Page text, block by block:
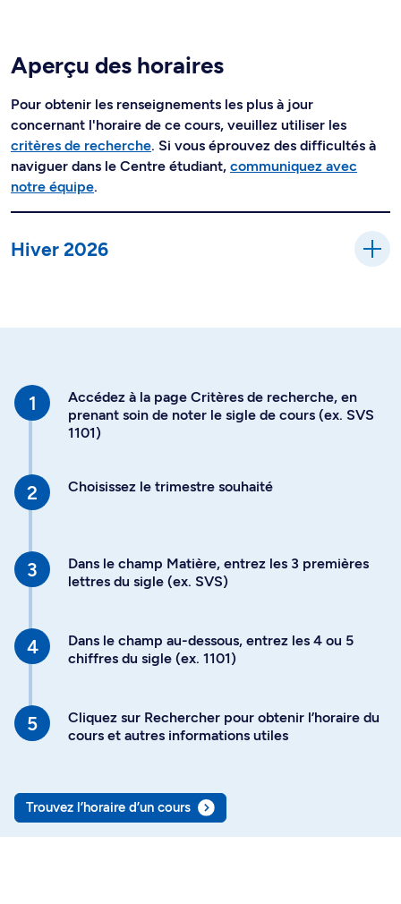
Aperçu des horaires
Pour obtenir les renseignements les plus à jour
concernant l'horaire de ce cours, veuillez utiliser les
critères de recherche. Si vous éprouvez des difficultés à
naviguer dans le Centre étudiant, communiquez avec
notre équipe.
Hiver 2026
Accédez à la page Critères de recherche, en
prenant soin de noter le sigle de cours (ex. SVS
1101)
Choisissez le trimestre souhaité
Dans le champ Matière, entrez les 3 premières
lettres du sigle (ex. SVS)
Dans le champ au-dessous, entrez les 4 ou 5
chiffres du sigle (ex. 1101)
Cliquez sur Rechercher pour obtenir l’horaire du
cours et autres informations utiles
Trouvez l’horaire d’un cours